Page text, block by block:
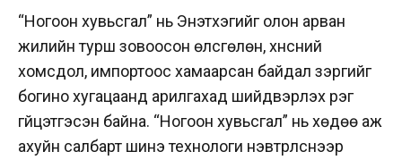
“Ногоон хувьсгал” нь Энэтхэгийг олон арван
жилийн турш зовоосон өлсгөлөн, хүнсний
хомсдол, импортоос хамаарсан байдал зэргийг
богино хугацаанд арилгахад шийдвэрлэх үүрэг
гүйцэтгэсэн байна. “Ногоон хувьсгал” нь хөдөө аж
ахуйн салбарт шинэ технологи нэвтрүүлснээр